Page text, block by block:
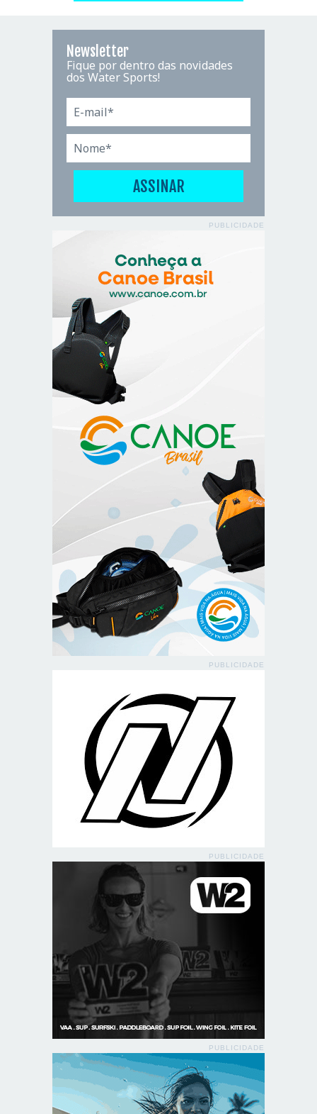
Newsletter
Fique por dentro das novidades
dos Water Sports!
PUBLICIDADE
PUBLICIDADE
PUBLICIDADE
PUBLICIDADE